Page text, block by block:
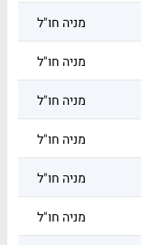
מניה חו"ל
מניה חו"ל
מניה חו"ל
מניה חו"ל
מניה חו"ל
מניה חו"ל